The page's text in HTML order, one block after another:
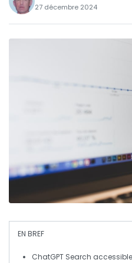
27 décembre 2024
EN BREF
ChatGPT Search